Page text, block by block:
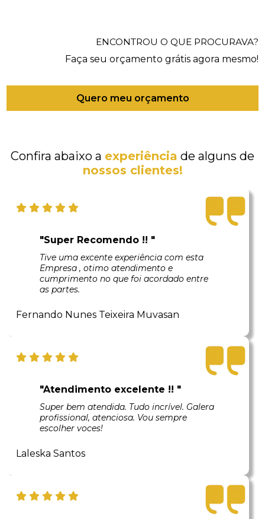
ENCONTROU O QUE PROCURAVA?
Faça seu orçamento grátis agora mesmo!
Quero meu orçamento
Confira abaixo a experiência de alguns de
nossos clientes!
"Super Recomendo !! "
Tive uma excente experiência com esta
Empresa , otimo atendimento e
cumprimento no que foi acordado entre
as partes.
Fernando Nunes Teixeira Muvasan
"Atendimento excelente !! "
Super bem atendida. Tudo incrível. Galera
profissional, atenciosa. Vou sempre
escolher voces!
Laleska Santos